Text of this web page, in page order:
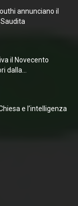
annunciano il
il Novecento
dalla...
e l’intelligenza